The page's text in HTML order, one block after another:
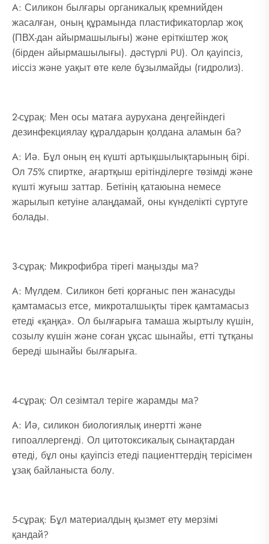
A: Силикон былғары органикалық кремнийден
жасалған, оның құрамында пластификаторлар жоқ
(ПВХ-дан айырмашылығы) және еріткіштер жоқ
(бірден айырмашылығы). дәстүрлі PU). Ол қауіпсіз,
иіссіз және уақыт өте келе бұзылмайды (гидролиз).
2-сұрақ: Мен осы матаға аурухана деңгейіндегі
дезинфекциялау құралдарын қолдана аламын ба?
A: Иә. Бұл оның ең күшті артықшылықтарының бірі.
Ол 75% спиртке, ағартқыш ерітінділерге төзімді және
күшті жуғыш заттар. Бетінің қатаюына немесе
жарылып кетуіне алаңдамай, оны күнделікті сүртуге
болады.
3-сұрақ: Микрофибра тірегі маңызды ма?
A: Мүлдем. Силикон беті қорғаныс пен жанасуды
қамтамасыз етсе, микроталшықты тірек қамтамасыз
етеді «қаңқа». Ол былғарыға тамаша жыртылу күшін,
созылу күшін және соған ұқсас шынайы, етті тұтқаны
береді шынайы былғарыға.
4-сұрақ: Ол сезімтал теріге жарамды ма?
A: Иә, силикон биологиялық инертті және
гипоаллергенді. Ол цитотоксикалық сынақтардан
өтеді, бұл оны қауіпсіз етеді пациенттердің терісімен
ұзақ байланыста болу.
5-сұрақ: Бұл материалдың қызмет ету мерзімі
қандай?